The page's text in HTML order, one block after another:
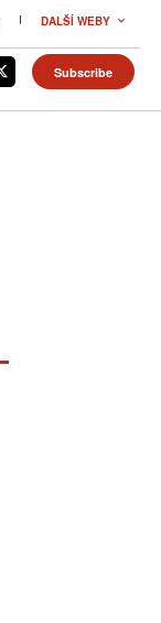
DALŠÍ WEBY
Subscribe